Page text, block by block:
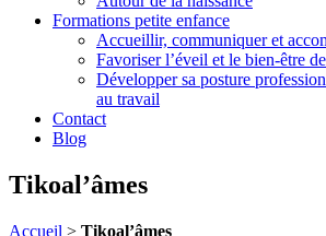
Formations petite enfance
Accueillir, communiquer et
Favoriser l’éveil et le bien-être
Développer sa posture
au travail
Contact
Blog
Tikoal’âmes
Accueil > Tikoal’âmes